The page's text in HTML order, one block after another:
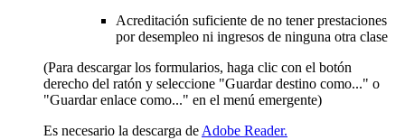
Acreditación suficiente de no tener prestaciones
por desempleo ni ingresos de ninguna otra clase
(Para descargar los formularios, haga clic con el botón
derecho del ratón y seleccione "Guardar destino como..." o
"Guardar enlace como..." en el menú emergente)
Es necesario la descarga de Adobe Reader.